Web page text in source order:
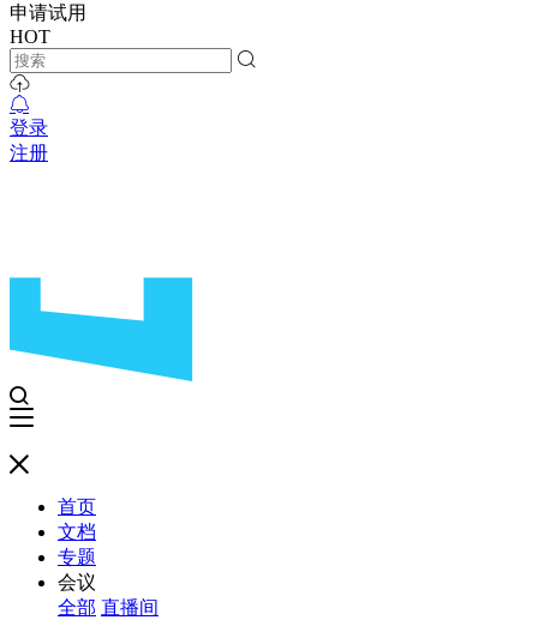
申请试用
HOT
登录
注册
首页
文档
专题
会议
全部 直播间